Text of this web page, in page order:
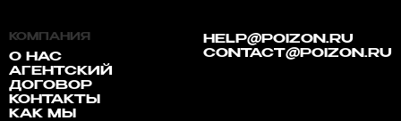
КОМПАНИЯ
О НАС
АГЕНТСКИЙ
ДОГОВОР
КОНТАКТЫ
КАК МЫ
HELP@POIZON.RU
CONTACT@POIZON.RU